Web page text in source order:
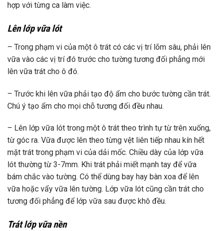
hợp với từng ca làm việc.
Lên lớp vữa lót
– Trong phạm vi của một ô trát có các vị trí lõm sâu, phải lên
vữa vào các vị trí đó trước cho tường tương đối phẳng mới
lên vữa trát cho ô đó.
– Trước khi lên vữa phải tạo độ ẩm cho bước tường cần trát.
Chú ý tạo ẩm cho mọi chỗ tương đối đều nhau.
– Lên lớp vữa lót trong một ô trát theo trình tự từ trên xuống,
từ góc ra. Vữa được lên theo từng vệt liên tiếp nhau kín hết
mặt trát trong phạm vi của dải mốc. Chiều dày của lớp vữa
lót thường từ 3-7mm. Khi trát phải miết mạnh tay để vữa
bám chắc vào tường. Có thể dùng bay hay bàn xoa để lên
vữa hoặc vẩy vữa lên tường. Lớp vữa lót cũng cần trát cho
tương đối phẳng để lớp vữa sau được khô đều.
Trát lớp vữa nền